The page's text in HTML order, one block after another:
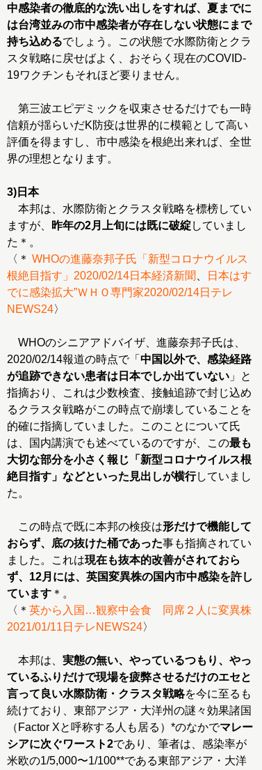
中感染者の徹底的な洗い出しをすれば、夏までに
は台湾並みの市中感染者が存在しない状態にまで
持ち込めるでしょう。この状態で水際防衛とクラ
スタ戦略に戻せばよく、おそらく現在のCOVID-
19ワクチンもそれほど要りません。
第三波エピデミックを収束させるだけでも一時
信頼が揺らいだK防疫は世界的に模範として高い
評価を得ますし、市中感染を根絶出来れば、全世
界の理想となります。
3)日本
本邦は、水際防衛とクラスタ戦略を標榜してい
ますが、
昨年の2月上旬には既に破綻していまし
た＊。
〈＊ WHOの進藤奈邦子氏「新型コロナウイルス
根絶目指す」2020/02/14日本経済新聞
日本はす
でに感染拡大”ＷＨＯ専門家2020/02/14日テレ
NEWS24〉
WHOのシニアアドバイザ、進藤奈邦子氏は、
2020/02/14報道の時点で「 中国以外で、感染経路
が追跡できない患者は日本でしか出ていない 」と
指摘おり、これは少数検査、接触追跡で封じ込め
るクラスタ戦略がこの時点で崩壊していることを
的確に指摘していました。このことについて氏
は、国内講演でも述べているのですが、この最も
大切な部分を小さく報じ「新型コロナウイルス根
絶目指す」などといった見出しが横行していまし
た。
この時点で既に本邦の検疫は形だけで機能して
おらず、底の抜けた桶であった事も指摘されてい
ました。これは現在も抜本的改善がされておら
ず、12月には、英国変異株の国内市中感染を許し
ています ＊。
〈＊ 英から入国…観察中会食 同席２人に変異株
2021/01/11日テレNEWS24〉
本邦は、 実態の無い、やっているつもり、やっ
ているふりだけで現場を疲弊させるだけのエセと
言って良い水際防衛・クラスタ戦略を今に至るも
続けており、東部アジア・大洋州の謎々効果諸国
（Factor Xと呼称する人も居る）*のなかでマレー
シアに次ぐワースト2であり、筆者は、感染率が
米欧の1/5,000〜1/100**である東部アジア・大洋